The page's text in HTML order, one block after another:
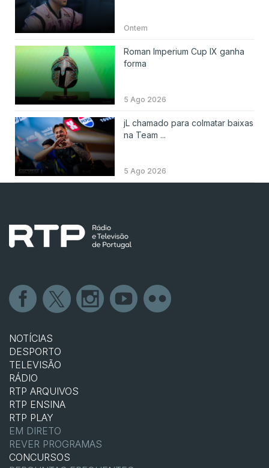
Ontem
Roman Imperium Cup IX ganha
forma
5 Ago 2026
jL chamado para colmatar baixas
na Team ...
5 Ago 2026
NOTÍCIAS
DESPORTO
TELEVISÃO
RÁDIO
RTP ARQUIVOS
RTP ENSINA
RTP PLAY
EM DIRETO
REVER PROGRAMAS
CONCURSOS